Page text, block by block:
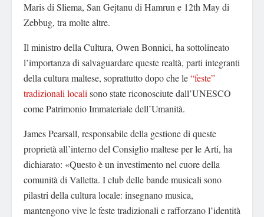
Maris di Sliema, San Gejtanu di Hamrun e 12th May di
Zebbug, tra molte altre.
Il ministro della Cultura, Owen Bonnici, ha sottolineato
l’importanza di salvaguardare queste realtà, parti integranti
della cultura maltese, soprattutto dopo che le“feste”
tradizionali locali sono state riconosciute dall’UNESCO
come Patrimonio Immateriale dell’Umanità.
James Pearsall, responsabile della gestione di queste
proprietà all’interno del Consiglio maltese per le Arti, ha
dichiarato: «Questo è un investimento nel cuore della
comunità di Valletta. I club delle bande musicali sono
pilastri della cultura locale: insegnano musica,
mantengono vive le feste tradizionali e rafforzano l’identità